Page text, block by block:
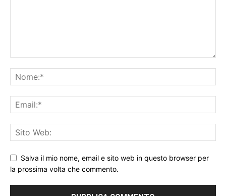
Salva il mio nome, email e sito web in questo browser per
la prossima volta che commento.